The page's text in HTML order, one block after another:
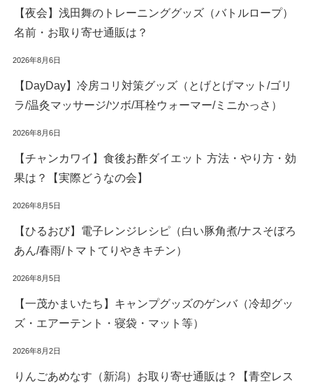
【夜会】浅田舞のトレーニンググッズ（バトルロープ）
名前・お取り寄せ通販は？
2026年8月6日
【DayDay】冷房コリ対策グッズ（とげとげマット/ゴリ
ラ/温灸マッサージ/ツボ/耳栓ウォーマー/ミニかっさ）
2026年8月6日
【チャンカワイ】食後お酢ダイエット 方法・やり方・効
果は？【実際どうなの会】
2026年8月5日
【ひるおび】電子レンジレシピ（白い豚角煮/ナスそぼろ
あん/春雨/トマトてりやきキチン）
2026年8月5日
【一茂かまいたち】キャンプグッズのゲンバ（冷却グッ
ズ・エアーテント・寝袋・マット等）
2026年8月2日
りんごあめなす（新潟）お取り寄せ通販は？【青空レス